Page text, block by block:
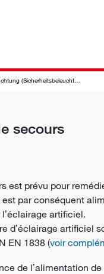
und Ersatzbeleuchtung)
secours
est prévu pour
par conséquent
artificiel.
dʼéclairage artificiel
EN 1838 (voir
de lʼalimentation